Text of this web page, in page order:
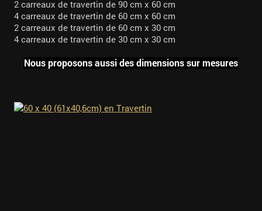
2 carreaux de travertin de 90 cm x 60 cm
4 carreaux de travertin de 60 cm x 60 cm
2 carreaux de travertin de 60 cm x 30 cm
4 carreaux de travertin de 30 cm x 30 cm
Nous proposons aussi des dimensions sur mesures